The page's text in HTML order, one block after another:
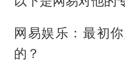
网易娱乐：最初
的？